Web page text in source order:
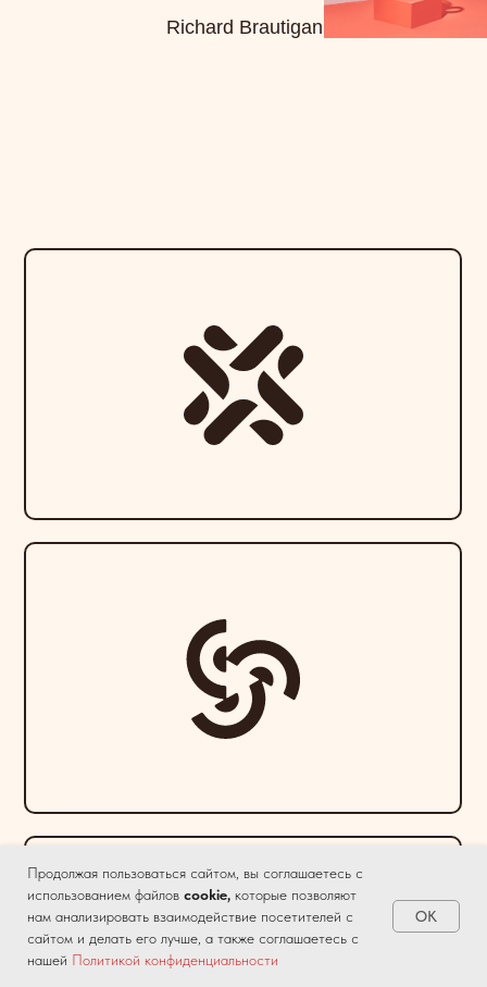
Продолжая пользоваться сайтом, вы соглашаетесь с
использованием файлов cookie, которые позволяют
нам анализировать взаимодействие посетителей с
сайтом и делать его лучше, а также соглашаетесь с
нашей Политикой конфиденциальности
OK
Richard Brautigan